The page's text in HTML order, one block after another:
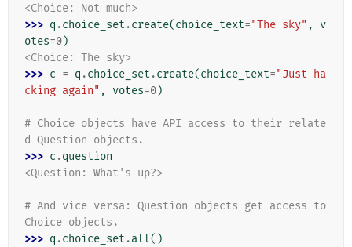
<Choice: Not much>
>>> q .choice_set .create(choice_text="The sky" ,
v
otes=0)
<Choice: The sky>
>>> c = q .choice_set .create(choice_text="Just ha
cking again" , votes=0)
# Choice objects have API access to their relate
d Question objects.
>>> c .question
<Question: What's up?>
# And vice versa: Question objects get access to
Choice objects.
>>> q .choice_set .all()